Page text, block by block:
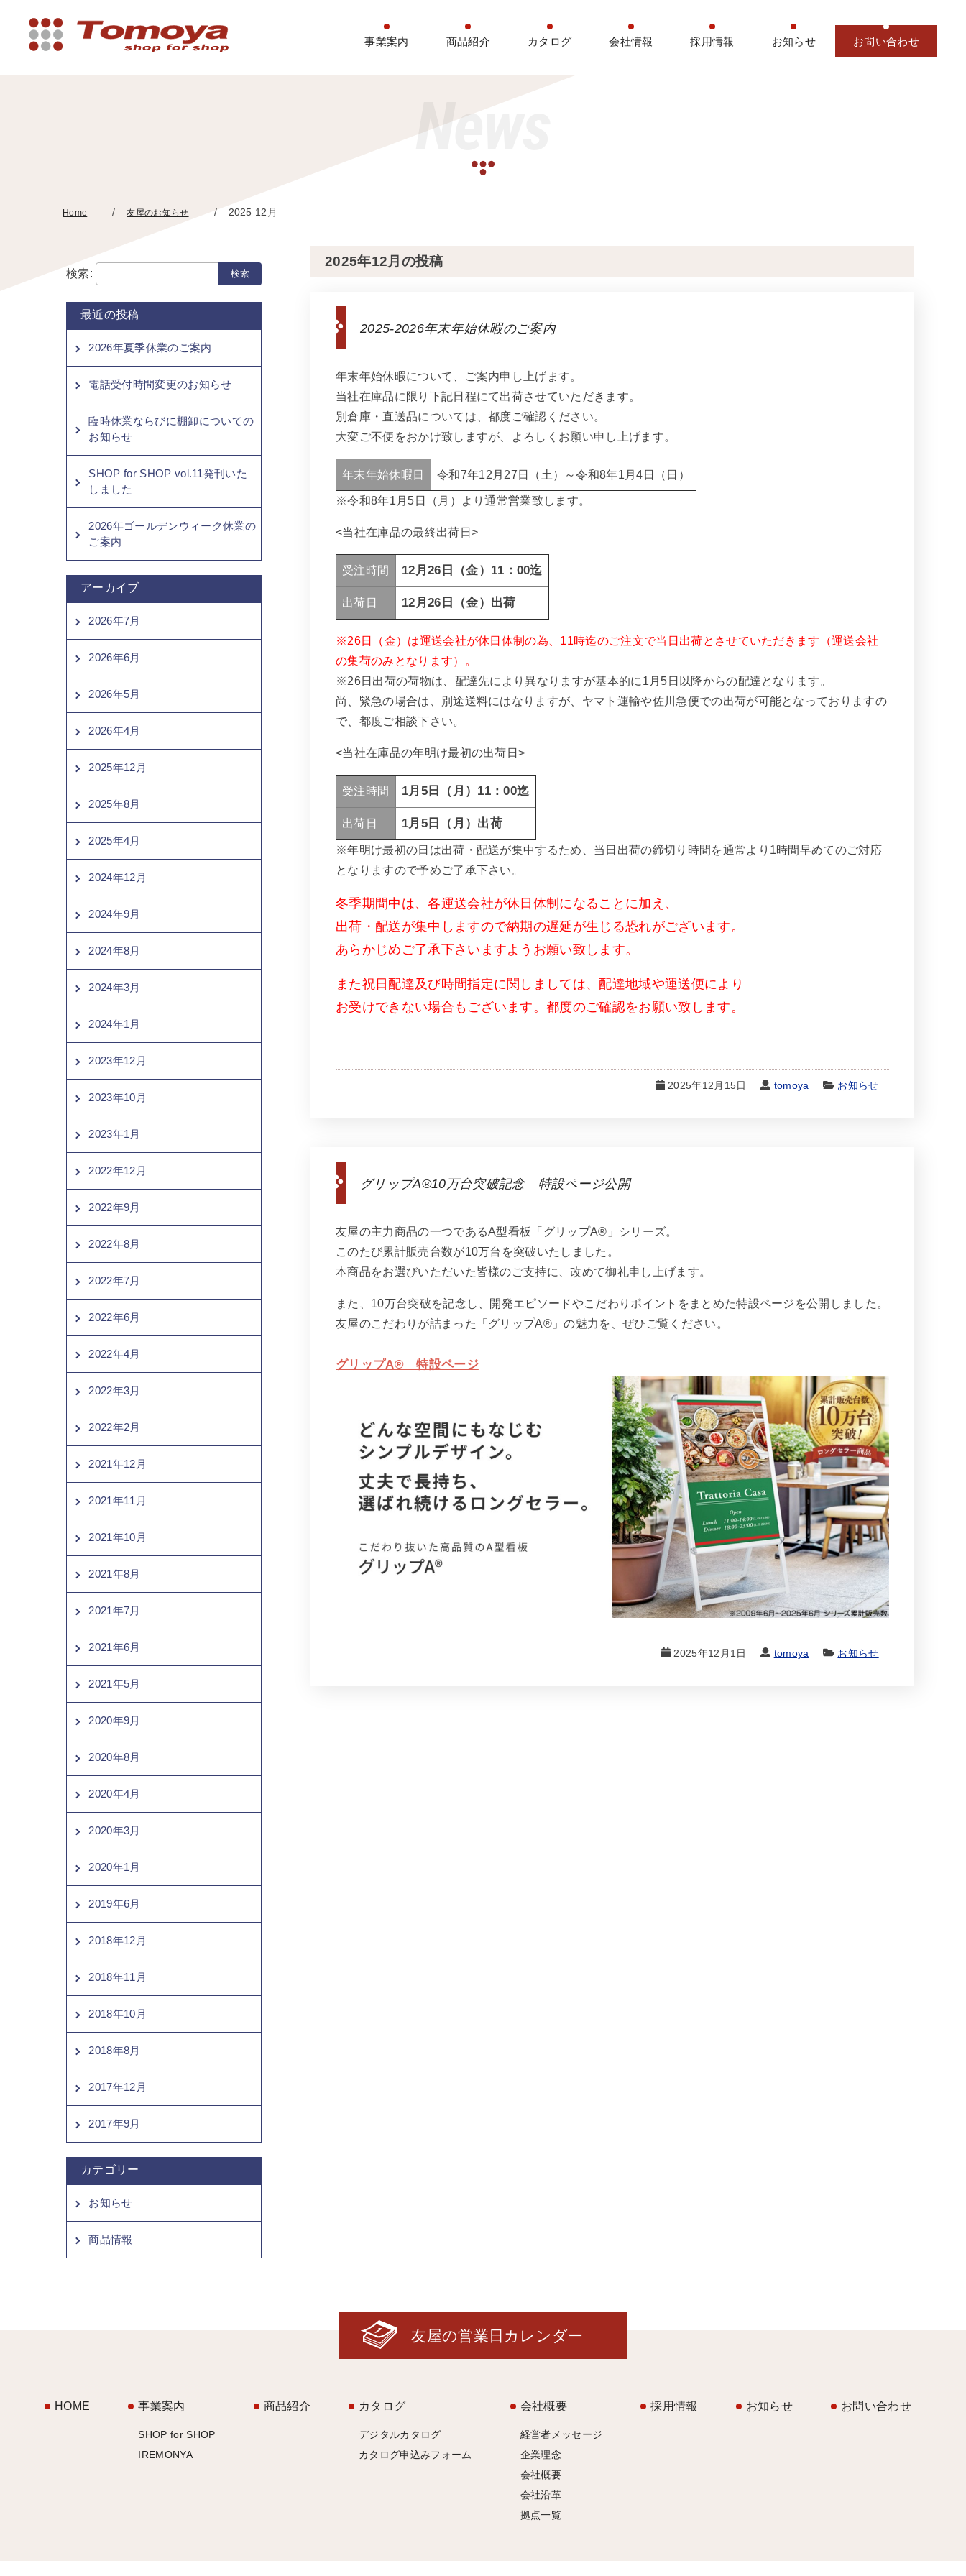
事業案内 商品紹介 カタログ 会社情報 採用情報 お知らせ お問い合わせ
News
Home 友屋のお知らせ 2025 12月
2025年12月の投稿
2025-2026年末年始休暇のご案内
年末年始休暇について、ご案内申し上げます。
当社在庫品に限り下記日程にて出荷させていただきます。
別倉庫・直送品については、都度ご確認ください。
大変ご不便をおかけ致しますが、よろしくお願い申し上げます。
年末年始休暇日 令和7年12月27日（土）～令和8年1月4日（日）
※令和8年1月5日（月）より通常営業致します。
<当社在庫品の最終出荷日>
受注時間 12月26日（金）11：00迄
出荷日 12月26日（金）出荷
※26日（金）は運送会社が休日体制の為、11時迄のご注文で当日出荷とさせていただきます（運送会社
の集荷のみとなります）。
※26日出荷の荷物は、配達先により異なりますが基本的に1月5日以降からの配達となります。
尚、緊急の場合は、別途送料にはなりますが、ヤマト運輸や佐川急便での出荷が可能となっておりますの
で、都度ご相談下さい。
<当社在庫品の年明け最初の出荷日>
受注時間 1月5日（月）11：00迄
出荷日 1月5日（月）出荷
※年明け最初の日は出荷・配送が集中するため、当日出荷の締切り時間を通常より1時間早めてのご対応
となりますので予めご了承下さい。
冬季期間中は、各運送会社が休日体制になることに加え、
出荷・配送が集中しますので納期の遅延が生じる恐れがございます。
あらかじめご了承下さいますようお願い致します。
また祝日配達及び時間指定に関しましては、配達地域や運送便により
お受けできない場合もございます。都度のご確認をお願い致します。
2025年12月15日 tomoya お知らせ
グリップA®10万台突破記念 特設ページ公開
友屋の主力商品の一つであるA型看板「グリップA®」シリーズ。
このたび累計販売台数が10万台を突破いたしました。
本商品をお選びいただいた皆様のご支持に、改めて御礼申し上げます。
また、10万台突破を記念し、開発エピソードやこだわりポイントをまとめた特設ページを公開しました。
友屋のこだわりが詰まった「グリップA®」の魅力を、ぜひご覧ください。
グリップA® 特設ページ
2025年12月1日 tomoya お知らせ
検索:
最近の投稿
2026年夏季休業のご案内
電話受付時間変更のお知らせ
臨時休業ならびに棚卸についての
お知らせ
SHOP for SHOP vol.11発刊いた
しました
2026年ゴールデンウィーク休業の
ご案内
アーカイブ
2026年7月
2026年6月
2026年5月
2026年4月
2025年12月
2025年8月
2025年4月
2024年12月
2024年9月
2024年8月
2024年3月
2024年1月
2023年12月
2023年10月
2023年1月
2022年12月
2022年9月
2022年8月
2022年7月
2022年6月
2022年4月
2022年3月
2022年2月
2021年12月
2021年11月
2021年10月
2021年8月
2021年7月
2021年6月
2021年5月
2020年9月
2020年8月
2020年4月
2020年3月
2020年1月
2019年6月
2018年12月
2018年11月
2018年10月
2018年8月
2017年12月
2017年9月
カテゴリー
お知らせ
商品情報
友屋の営業日カレンダー
HOME 事業案内
SHOP for SHOP
IREMONYA
商品紹介 カタログ
デジタルカタログ
カタログ申込みフォーム
会社概要
経営者メッセージ
企業理念
会社概要
会社沿革
拠点一覧
採用情報 お知らせ お問い合わせ